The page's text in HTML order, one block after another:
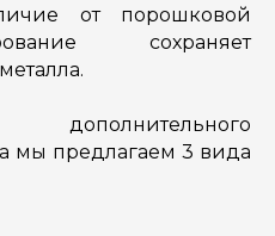
от порошковой
сохраняет
мы предлагаем 3 вида